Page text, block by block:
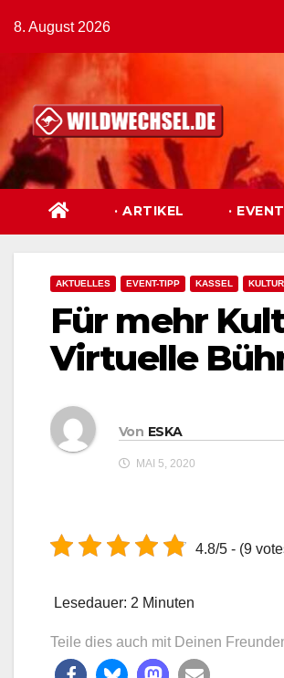
Inhalt
springen
8. August 2026
· ARTIKEL ·
AKTUELLES EVENT-TIPP KASSEL KULTUR
Für mehr
Virtuelle
Von ESKA
MAI 5, 2020
4.8/5 - (9
Lesedauer: 2 Minuten
Teile dies auch mit Deinen